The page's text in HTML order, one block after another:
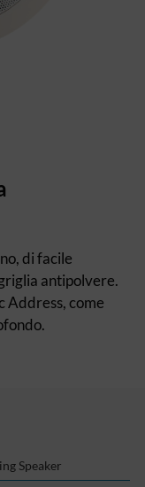
di facile
antipolvere.
Address, come
Speaker